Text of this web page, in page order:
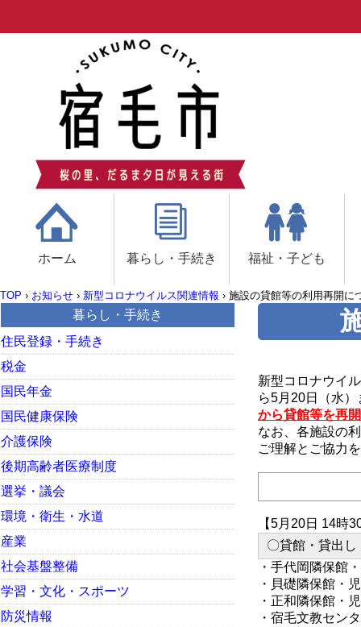
ホーム 暮らし・手続き 福祉・子ども
TOP › お知らせ › 新型コロナウイルス関連情報 › 施設の貸館等の利用再開に
新型コロナウイ
ら5月20日（水
から貸館等を再開
なお、各施設の
ご理解とご協力
【5月20日 14時
〇貸館・貸出
・手代岡隣保館
・貝礎隣保館・
・正和隣保館・
・宿毛文教セン
暮らし・手続き
住民登録・手続き
税金
国民年金
国民健康保険
介護保険
後期高齢者医療制度
選挙・議会
環境・衛生・水道
産業
社会基盤整備
学習・文化・スポーツ
防災情報